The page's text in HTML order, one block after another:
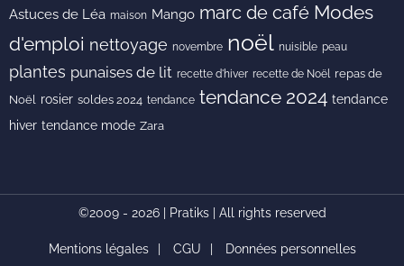
Astuces de Léa maison Mango marc de café Modes
d'emploi nettoyage novembre noël nuisible peau
plantes punaises de lit recette d'hiver recette de Noël repas de
Noël
rosier soldes 2024 tendance tendance 2024 tendance
hiver tendance mode Zara
©2009 - 2026 | Pratiks | All rights reserved
Mentions légales CGU Données personnelles